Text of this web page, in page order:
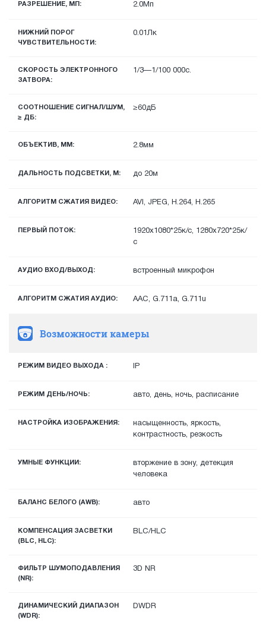
РАЗРЕШЕНИЕ, МП: 2.0Мп
НИЖНИЙ ПОРОГ
ЧУВСТВИТЕЛЬНОСТИ:
0.01Лк
СКОРОСТЬ ЭЛЕКТРОННОГО
ЗАТВОРА:
1/3—1/100 000с.
СООТНОШЕНИЕ СИГНАЛ/ШУМ,
≥ ДБ:
≥60дБ
ОБЪЕКТИВ, ММ: 2.8мм
ДАЛЬНОСТЬ ПОДСВЕТКИ, М: до 20м
АЛГОРИТМ СЖАТИЯ ВИДЕО: AVI, JPEG, H.264, H.265
ПЕРВЫЙ ПОТОК:
1920х1080*25к/с, 1280х720*25к/
с
АУДИО ВХОД/ВЫХОД: встроенный микрофон
АЛГОРИТМ СЖАТИЯ АУДИО: AAC, G.711a, G.711u
Возможности камеры
РЕЖИМ ВИДЕО ВЫХОДА : IP
РЕЖИМ ДЕНЬ/НОЧЬ: авто, день, ночь, расписание
НАСТРОЙКА ИЗОБРАЖЕНИЯ:
насыщенность, яркость,
контрастность, резкость
УМНЫЕ ФУНКЦИИ:
вторжение в зону, детекция
человека
БАЛАНС БЕЛОГО (AWB): авто
КОМПЕНСАЦИЯ ЗАСВЕТКИ
(BLC, HLC):
BLC/HLC
ФИЛЬТР ШУМОПОДАВЛЕНИЯ
(NR):
3D NR
ДИНАМИЧЕСКИЙ ДИАПАЗОН
(WDR):
DWDR